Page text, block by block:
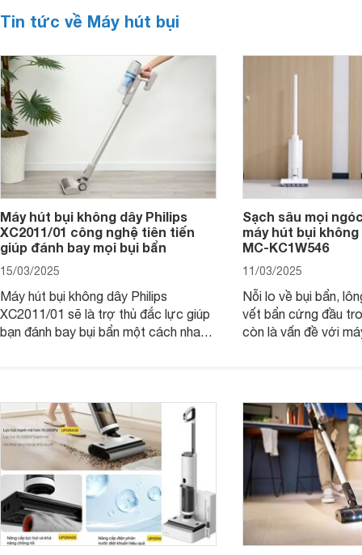
Tin tức về Máy hút bụi
Máy hút bụi không dây Philips
XC2011/01 công nghệ tiên tiến
giúp đánh bay mọi bụi bẩn
15/03/2025
Máy hút bụi không dây Philips
XC2011/01 sẽ là trợ thủ đắc lực giúp
bạn đánh bay bụi bẩn một cách nhanh
năng nổi bật của sản phẩm này nhé.
Sạch sâu mọi
máy hút bụi
MC-KC1W546
11/03/2025
Nỗi lo về bụi bẩn,
vết bẩn cứng đầu
còn là vấn đề với
ngóc ngách, trả lại
gian sống sạch sẽ